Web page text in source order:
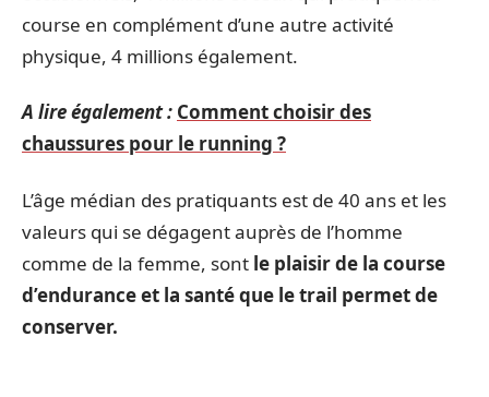
course en complément d’une autre activité
physique, 4 millions également.
A lire également : Comment choisir des
chaussures pour le running ?
L’âge médian des pratiquants est de 40 ans et les
valeurs qui se dégagent auprès de l’homme
comme de la femme, sont le plaisir de la course
d’endurance et la santé que le trail permet de
conserver.